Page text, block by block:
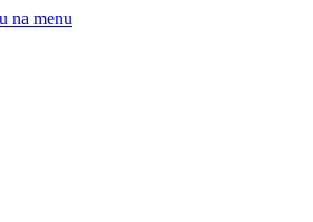
na menu